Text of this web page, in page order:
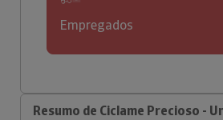
Empregados
Resumo de Ciclame Precioso -